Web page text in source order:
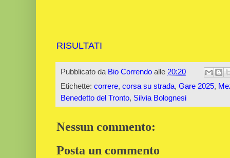
RISULTATI
Pubblicato da Bio Correndo alle 20:20
Etichette: correre, corsa su strada, Gare 2025,
Benedetto del Tronto, Silvia Bolognesi
Nessun commento:
Posta un commento